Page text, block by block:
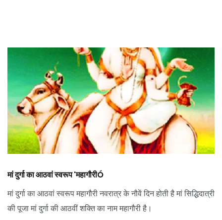
मां दुर्गा का आठवां स्वरूप 'महागौरीÓ
मां दुर्गा का आठवां स्वरूप महागौरी नवरात्र के नौवें दिन होती है मां सिद्धिदात्री
की पूजा मां दुर्गा की आठवीं शक्ति का नाम महागौरी है।